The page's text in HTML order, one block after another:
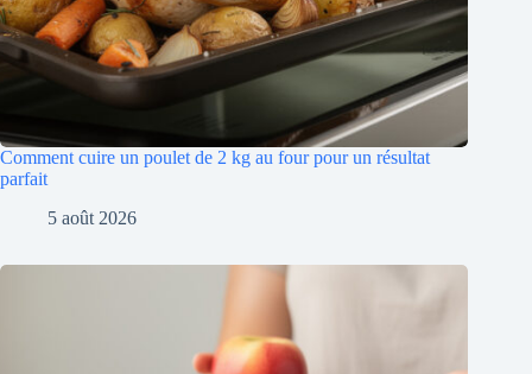
Comment cuire un poulet de 2 kg au four pour un résultat
parfait
5 août 2026